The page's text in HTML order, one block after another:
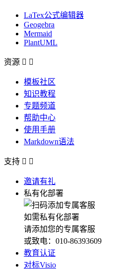
LaTex公式编辑器
Geogebra
Mermaid
PlantUML
资源  
模板社区
知识教程
专题频道
帮助中心
使用手册
Markdown语法
支持  
邀请有礼
私有化部署
如需私有化部署
请添加您的专属客服
或致电：010-86393609
教育认证
对标Visio